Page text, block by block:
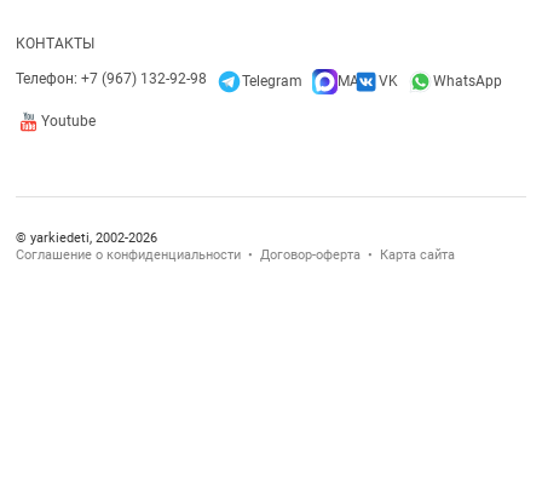
КОНТАКТЫ
Телефон: +7 (967) 132-92-98 Telegram MAX VK WhatsApp
Youtube
© yarkiedeti, 2002-2026
Соглашение о конфиденциальности
Договор-оферта Карта сайта